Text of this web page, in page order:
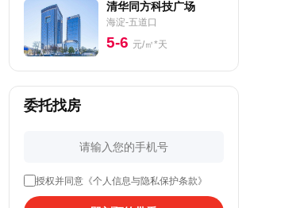
清华同方科技广场
海淀-五道口
5-6 元/㎡*天
委托找房
授权并同意《个人信息与隐私保护条款》